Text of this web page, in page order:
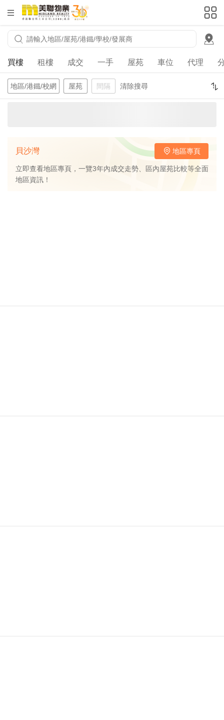
HKD ft²
買樓 租樓 成交 一手 屋苑 車位 代理
地區/港鐵/校網 屋苑 間隔 清除搜尋
貝沙灣 地區專頁
立即查看地區專頁，一覽3年內成交走勢、區內屋苑比較等全面
地區資訊！